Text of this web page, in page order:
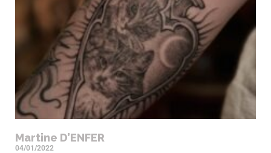
Martine D’ENFER
04/01/2022